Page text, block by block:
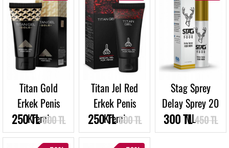
Titan Gold
Erkek Penis
Kremi
250 TL500 TL
Titan Jel Red
Erkek Penis
Kremi
250 TL500 TL
Stag Sprey
Delay Sprey 20
ML
300 TL450 TL